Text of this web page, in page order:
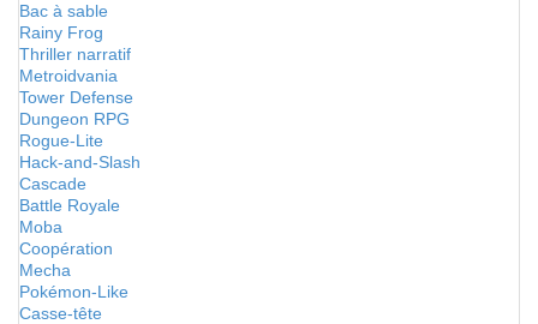
Bac à sable
Rainy Frog
Thriller narratif
Metroidvania
Tower Defense
Dungeon RPG
Rogue-Lite
Hack-and-Slash
Cascade
Battle Royale
Moba
Coopération
Mecha
Pokémon-Like
Casse-tête